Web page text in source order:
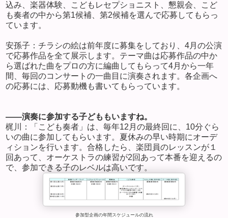
込み、楽器体験、こどもレセプショニスト、懇親会、こど
も奏者の中から第1候補、第2候補を選んで応募してもらっ
ています。
安孫子：チラシの絵は前年度に募集をしており、 4月の公演
で応募作品を全て展示します。テーマ曲は応募作品の中か
ら選ばれた曲をプロの方に編曲してもらって4月から一年
間、毎回のコンサートの一曲目に演奏されます。各企画へ
の応募には、応募動機も書いてもらっています。
――演奏に参加する子どももいますね。
梶川：「こども奏者」は、毎年12月の最終回に、 10分ぐら
いの曲に参加してもらいます。夏休みの早い時期にオーデ
ィションを行います。合格したら、楽団員のレッスンが１
回あって、オーケストラの練習が2回あって本番を迎えるの
で、参加できる子のレベルは高いです。
参加型企画の年間スケジュールの流れ